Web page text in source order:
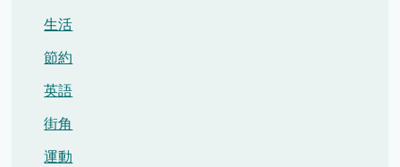
生活
節約
英語
街角
運動